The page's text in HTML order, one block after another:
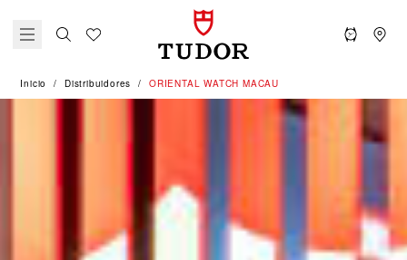
Inicio Distribuidores ‭ORIENTAL WATCH MACAU‬